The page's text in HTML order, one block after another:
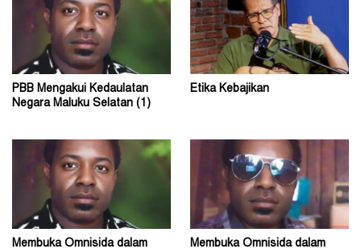
PBB Mengakui Kedaulatan
Negara Maluku Selatan (1)
Etika Kebajikan
Membuka Omnisida dalam
Membuka Omnisida dalam